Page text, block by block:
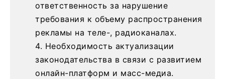
ответственность за нарушение
требования к объему распространения
рекламы на теле-, радиоканалах.
4. Необходимость актуализации
законодательства в связи с развитием
онлайн-платформ и масс-медиа.